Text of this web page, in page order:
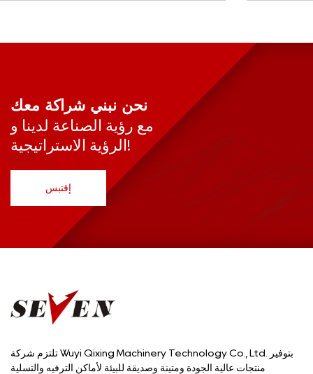
نحن نبني شراكة معك
مع رؤية الصناعة لدينا و
الرؤية الاستراتيجية!
إقتبس
تلتزم شركة Wuyi Qixing Machinery Technology Co., Ltd. بتوفير
منتجات عالية الجودة ومتينة وصديقة للبيئة لأماكن الترفيه والتسلية